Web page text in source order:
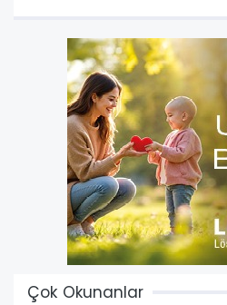
Çok Okunanlar